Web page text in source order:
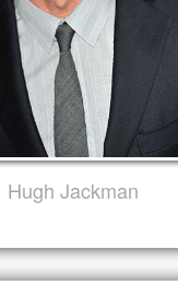
Hugh Jackman